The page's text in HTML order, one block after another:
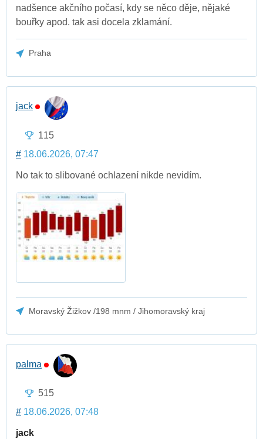
nadšence akčního počasí, kdy se něco děje, nějaké
bouřky apod. tak asi docela zklamání.
Praha
jack
115
# 18.06.2026, 07:47
No tak to slibované ochlazení nikde nevidím.
Moravský Žižkov /198 mnm / Jihomoravský kraj
palma
515
# 18.06.2026, 07:48
jack